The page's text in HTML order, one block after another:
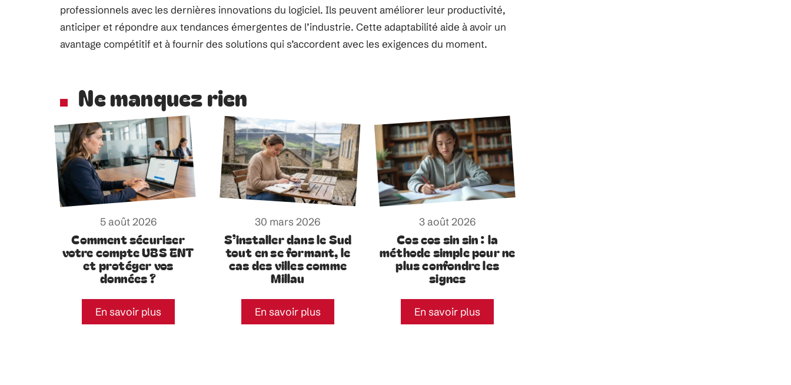
professionnels avec les dernières innovations du logiciel. Ils peuvent améliorer leur productivité,
anticiper et répondre aux tendances émergentes de l’industrie. Cette adaptabilité aide à avoir un
avantage compétitif et à fournir des solutions qui s’accordent avec les exigences du moment.
Ne manquez rien
5 août 2026
Comment sécuriser
votre compte UBS ENT
et protéger vos
données ?
En savoir plus
30 mars 2026
S’installer dans le Sud
tout en se formant, le
cas des villes comme
Millau
En savoir plus
3 août 2026
Cos cos sin sin : la
méthode simple pour ne
plus confondre les
signes
En savoir plus